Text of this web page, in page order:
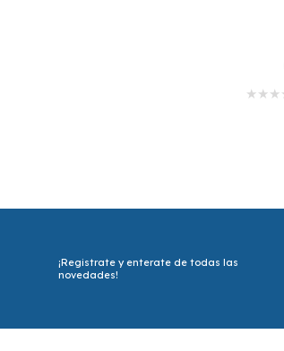
★ ★ ★
¡Registrate y enterate de todas las
novedades!